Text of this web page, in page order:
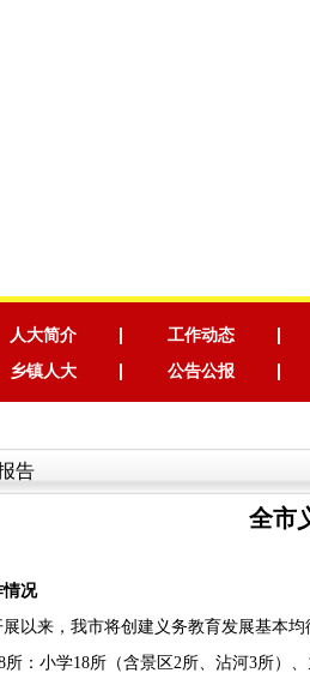
人大简介 工作动态
乡镇人大 公告公报
告
全市
情况
以来，我市将创建义务教育发展基本
：小学18所（含景区2所、沾河3所）